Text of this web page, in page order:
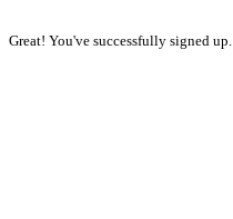
Great! You've successfully signed up.